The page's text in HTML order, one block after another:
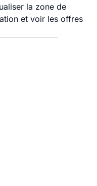
la zone de
et voir les offres